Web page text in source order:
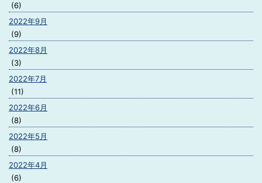
(6)
2022年9月
(9)
2022年8月
(3)
2022年7月
(11)
2022年6月
(8)
2022年5月
(8)
2022年4月
(6)